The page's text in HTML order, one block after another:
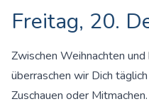
Freitag, 20.
Zwischen Weihnachten und
überraschen wir Dich
Zuschauen oder